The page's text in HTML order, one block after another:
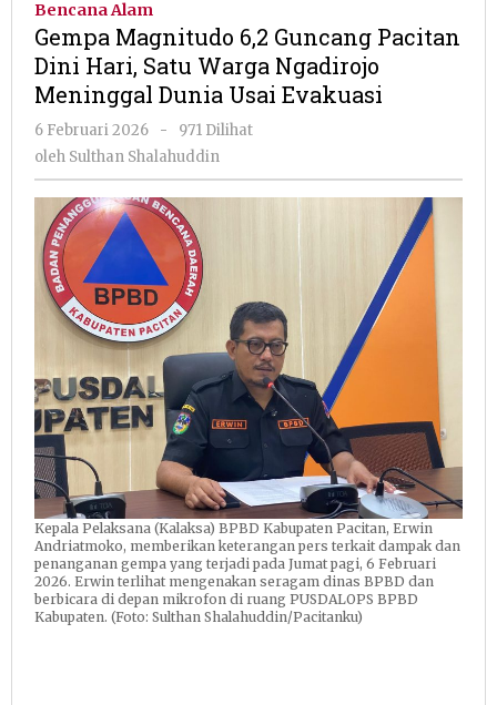
Pacitan
Dunia
Usai
Bencana Alam
Gempa Magnitudo 6,2 Guncang Pacitan
Dini Hari, Satu Warga Ngadirojo
Meninggal Dunia Usai Evakuasi
6 Februari 2026
oleh
Sulthan
-
971 Dilihat
oleh Sulthan Shalahuddin
Kepala Pelaksana (Kalaksa) BPBD Kabupaten Pacitan, Erwin
Andriatmoko, memberikan keterangan pers terkait dampak dan
penanganan gempa yang terjadi pada Jumat pagi, 6 Februari
2026. Erwin terlihat mengenakan seragam dinas BPBD dan
berbicara di depan mikrofon di ruang PUSDALOPS BPBD
Kabupaten. (Foto: Sulthan Shalahuddin/Pacitanku)